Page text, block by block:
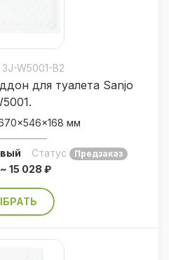
W5001-B2
для туалета Sanjo
мм
Статус Предзаказ
~ 15 028 ₽